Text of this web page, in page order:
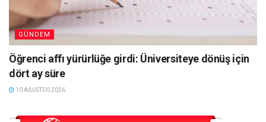
GÜNDEM
Öğrenci affı yürürlüğe girdi: Üniversiteye dönüş için
dört ay süre
10 AĞUSTOS 2026